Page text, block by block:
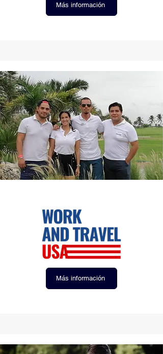
Más información
Más información